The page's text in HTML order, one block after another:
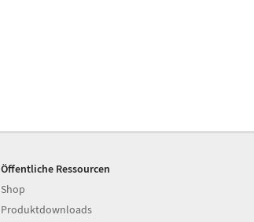
Öffentliche Ressourcen
Shop
Produktdownloads